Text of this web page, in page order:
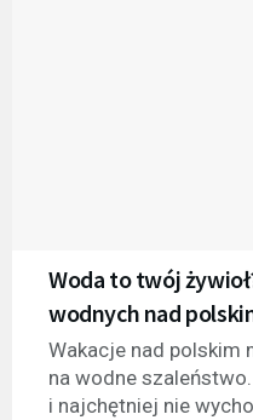
Woda to twój
wodnych nad
Wakacje nad polskim
na wodne
i najchętniej nie